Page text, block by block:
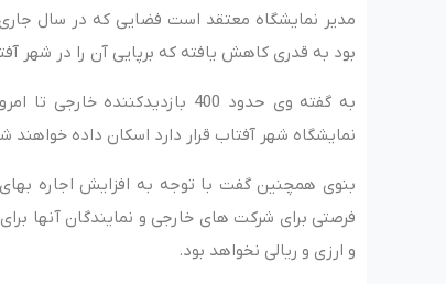
مدیر نمایشگاه معتقد است فضایی که در سال
بود به قدری کاهش یافته که برپایی آن را در شهر
به گفته وی حدود 400
نمایشگاه شهر آفتاب قرار دارد اسکان داده خواهند
بنوی همچنین گفت با توجه به افزایش اجاره
فرصتی برای شرکت های خارجی و نمایندگان آنها
و ارزی و ریالی نخواهد بود.